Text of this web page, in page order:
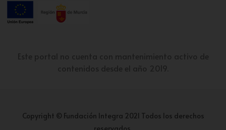
Copyright © Fundación Integra 2021 Todos los derechos